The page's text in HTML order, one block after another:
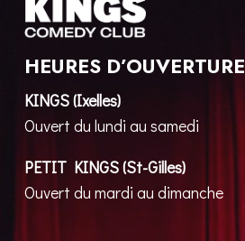
HEURES D’OUVERTURE
KINGS (Ixelles)
Ouvert du lundi au samedi
PETIT KINGS (St-Gilles)
Ouvert du mardi au dimanche